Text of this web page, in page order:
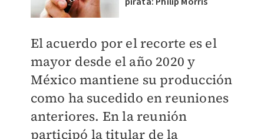
El acuerdo por el recorte es el
mayor desde el año 2020 y
México mantiene su producción
como ha sucedido en reuniones
anteriores. En la reunión
participó la titular de la